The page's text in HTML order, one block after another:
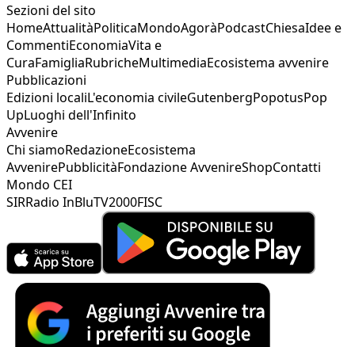
Sezioni del sito
HomeAttualitàPoliticaMondoAgoràPodcastChiesaIdee e
CommentiEconomiaVita e
CuraFamigliaRubricheMultimediaEcosistema avvenire
Pubblicazioni
Edizioni localiL'economia civileGutenbergPopotusPop
UpLuoghi dell'Infinito
Avvenire
Chi siamoRedazioneEcosistema
AvvenirePubblicitàFondazione AvvenireShopContatti
Mondo CEI
SIRRadio InBluTV2000FISC